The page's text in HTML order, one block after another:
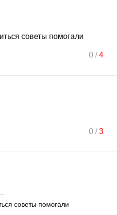
советы помогали
0/4
0/3
советы помогали